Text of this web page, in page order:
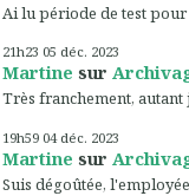
Ai lu période de test
21h23 05 déc. 2023
Martine sur
Très franchement,
19h59 04 déc. 2023
Martine sur
Suis dégoûtée,